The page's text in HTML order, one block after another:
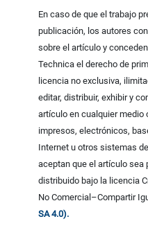
En caso de que el trabajo
publicación, los autores
sobre el artículo y
Technica el derecho de
licencia no exclusiva,
editar, distribuir, exhibir y
artículo en cualquier medio
impresos, electrónicos,
Internet u otros sistemas
aceptan que el artículo sea
distribuido bajo la licencia
No Comercial–Compartir
SA 4.0).